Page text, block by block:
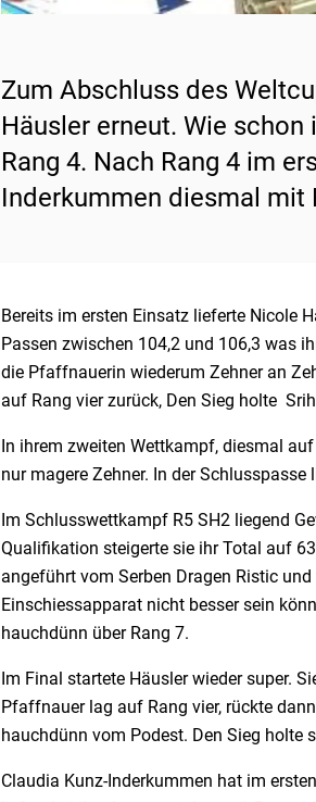
Zum Abschluss des
Häusler erneut. Wie
Rang 4. Nach Rang 4 im
Inderkummen diesmal mit
Bereits im ersten Einsatz lieferte Nicole
Passen zwischen 104,2 und 106,3 was
die Pfaffnauerin wiederum Zehner an
auf Rang vier zurück, Den Sieg holte
In ihrem zweiten Wettkampf, diesmal
nur magere Zehner. In der
Im Schlusswettkampf R5 SH2 liegend
Qualifikation steigerte sie ihr Total auf
angeführt vom Serben Dragen Ristic
Einschiessapparat nicht besser sein
hauchdünn über Rang 7.
Im Final startete Häusler wieder super.
Pfaffnauer lag auf Rang vier, rückte
hauchdünn vom Podest. Den Sieg holte
Claudia Kunz-Inderkummen hat im